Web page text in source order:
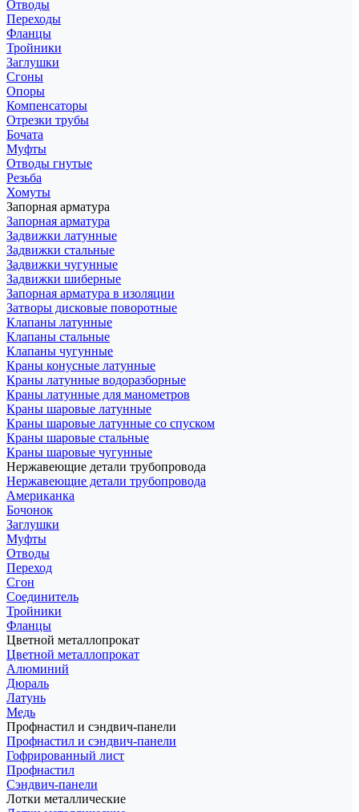
Отводы
Переходы
Фланцы
Тройники
Заглушки
Сгоны
Опоры
Компенсаторы
Отрезки трубы
Бочата
Муфты
Отводы гнутые
Резьба
Хомуты
Запорная арматура
Запорная арматура
Задвижки латунные
Задвижки стальные
Задвижки чугунные
Задвижки шиберные
Запорная арматура в изоляции
Затворы дисковые поворотные
Клапаны латунные
Клапаны стальные
Клапаны чугунные
Краны конусные латунные
Краны латунные водоразборные
Краны латунные для манометров
Краны шаровые латунные
Краны шаровые латунные со спуском
Краны шаровые стальные
Краны шаровые чугунные
Нержавеющие детали трубопровода
Нержавеющие детали трубопровода
Американка
Бочонок
Заглушки
Муфты
Отводы
Переход
Сгон
Соединитель
Тройники
Фланцы
Цветной металлопрокат
Цветной металлопрокат
Алюминий
Дюраль
Латунь
Медь
Профнастил и сэндвич-панели
Профнастил и сэндвич-панели
Гофрированный лист
Профнастил
Сэндвич-панели
Лотки металлические